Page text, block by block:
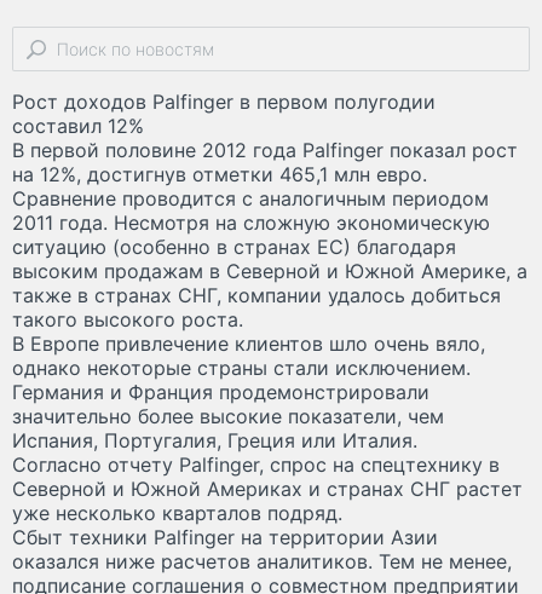
Рост доходов Palfinger в первом полугодии
составил 12%
В первой половине 2012 года Palfinger показал рост
на 12%, достигнув отметки 465,1 млн евро.
Сравнение проводится с аналогичным периодом
2011 года. Несмотря на сложную экономическую
ситуацию (особенно в странах ЕС) благодаря
высоким продажам в Северной и Южной Америке, а
также в странах СНГ, компании удалось добиться
такого высокого роста.
В Европе привлечение клиентов шло очень вяло,
однако некоторые страны стали исключением.
Германия и Франция продемонстрировали
значительно более высокие показатели, чем
Испания, Португалия, Греция или Италия.
Согласно отчету Palfinger, спрос на спецтехнику в
Северной и Южной Америках и странах СНГ растет
уже несколько кварталов подряд.
Сбыт техники Palfinger на территории Азии
оказался ниже расчетов аналитиков. Тем не менее,
подписание соглашения о совместном предприятии